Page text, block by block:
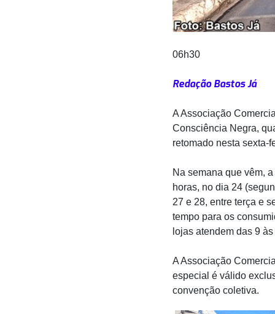
06h30
Redação Bastos Já
A Associação
Consciência Negra,
retomado nesta sexta-
Na semana que vêm,
horas, no dia 24
27 e 28, entre terça e
tempo para os
lojas atendem das 9
A Associação
especial é válido
convenção coletiva.